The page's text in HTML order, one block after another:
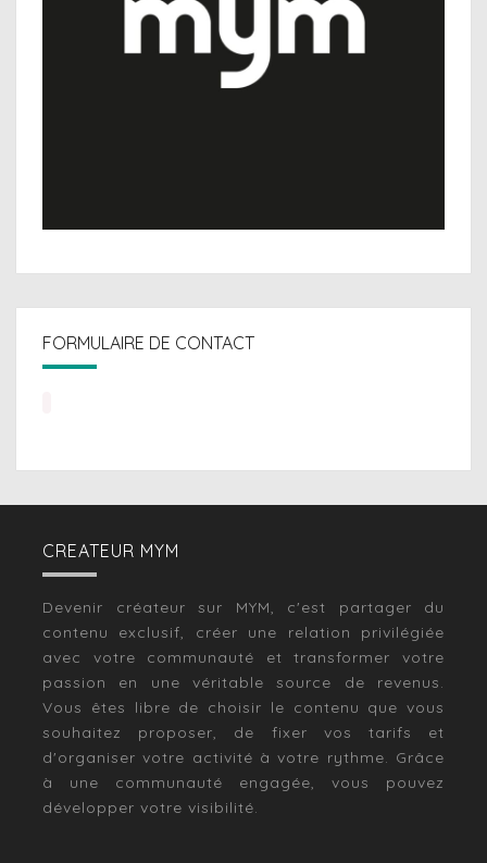
FORMULAIRE DE CONTACT
CREATEUR MYM
Devenir créateur sur MYM, c'est partager du
contenu exclusif, créer une relation privilégiée
avec votre communauté et transformer votre
passion en une véritable source de revenus.
Vous êtes libre de choisir le contenu que vous
souhaitez proposer, de fixer vos tarifs et
d'organiser votre activité à votre rythme. Grâce
à une communauté engagée, vous pouvez
développer votre visibilité.